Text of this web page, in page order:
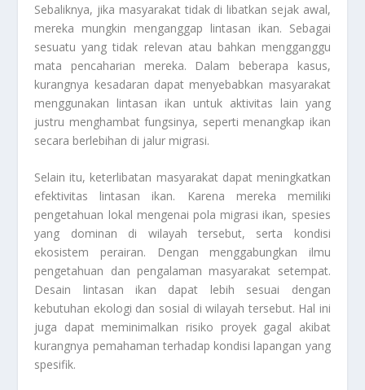
Sebaliknya, jika masyarakat tidak di libatkan sejak awal,
mereka mungkin menganggap lintasan ikan. Sebagai
sesuatu yang tidak relevan atau bahkan mengganggu
mata pencaharian mereka. Dalam beberapa kasus,
kurangnya kesadaran dapat menyebabkan masyarakat
menggunakan lintasan ikan untuk aktivitas lain yang
justru menghambat fungsinya, seperti menangkap ikan
secara berlebihan di jalur migrasi.
Selain itu, keterlibatan masyarakat dapat meningkatkan
efektivitas lintasan ikan. Karena mereka memiliki
pengetahuan lokal mengenai pola migrasi ikan, spesies
yang dominan di wilayah tersebut, serta kondisi
ekosistem perairan. Dengan menggabungkan ilmu
pengetahuan dan pengalaman masyarakat setempat.
Desain lintasan ikan dapat lebih sesuai dengan
kebutuhan ekologi dan sosial di wilayah tersebut. Hal ini
juga dapat meminimalkan risiko proyek gagal akibat
kurangnya pemahaman terhadap kondisi lapangan yang
spesifik.